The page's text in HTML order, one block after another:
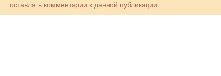
оставлять комментарии к данной публикации.